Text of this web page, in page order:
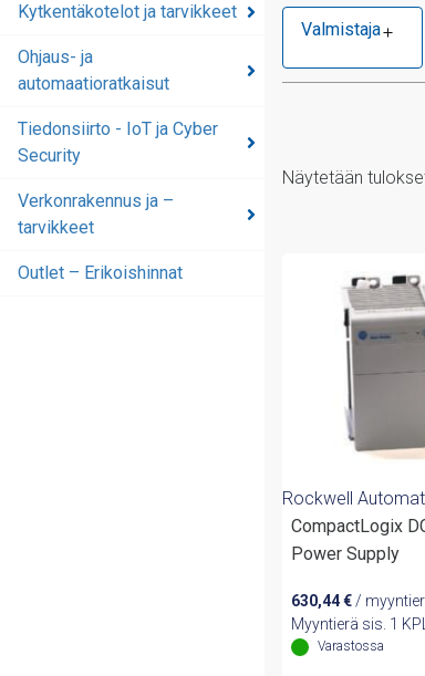
Kytkentäkotelot ja tarvikkeet
Ohjaus- ja
automaatioratkaisut
Tiedonsiirto - IoT ja Cyber
Security
Verkonrakennus ja –
tarvikkeet
Outlet – Erikoishinnat
Valmistaja
Näytetään
Rockwell
CompactLogix
Power Supply
630,44€/
Myyntierä sis. 1
Varastossa